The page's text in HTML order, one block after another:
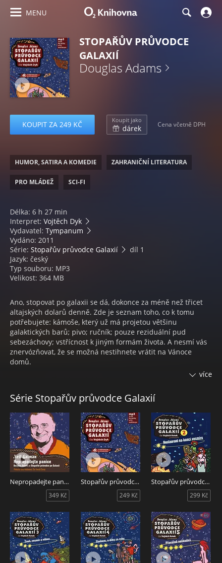
MENU
STOPAŘŮV PRŮVODCE
GALAXIÍ
Douglas Adams
KOUPIT ZA 249 KČ Koupit jako
dárek Cena včetně DPH
HUMOR, SATIRA A KOMEDIE ZAHRANIČNÍ LITERATURA
PRO MLÁDEŽ SCI-FI
Délka: 6 h 27 min
Interpret: Vojtěch Dyk
Vydavatel: Tympanum
Vydáno: 2011
Série: Stopařův průvodce Galaxií
díl 1
Jazyk: český
Typ souboru: MP3
Velikost: 364 MB
Ano, stopovat po galaxii se dá, dokonce za méně než třicet
altajských dolarů denně. Zde je seznam toho, co k tomu
potřebujete: kámoše, který už má projetou většinu
galaktických barů; pivo; ručník; pouze reziduální pud
sebezáchovy; vstřícnost k jiným formám života. A nesmí vás
znervózňovat, že se možná nestihnete vrátit na Vánoce
domů.
To je přesně případ Arthura Denta, kterému doslova hoří
nekonečných rozlohách prostoru a času je pořád lepší, než
zaniknout spolu s lidstvem kvůli budování galaktické
dopravní infrastruktury.
Stopařův průvodce Galaxií – světoznámou science-fiction,
jejímž autorem je Douglas Adams, načetl Vojtěch Dyk.
více
Série Stopařův průvodce Galaxií
Nepropadejte panice
349 Kč
Stopařův průvodce Galaxií
249 Kč
Stopařův průvodce Galaxií 2: Restaurant na konci vesmíru
299 Kč